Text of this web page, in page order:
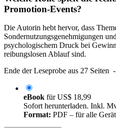
Promotion-Events?
Die Autorin hebt hervor, dass
Sondernutzungsgenehmigungen
psychologischem Druck bei
reibungslosen Ablauf sind.
Ende der Leseprobe aus 27 Seiten -
eBook fürUS$ 18,99
Sofort herunterladen. Inkl.
Format: PDF – für alle